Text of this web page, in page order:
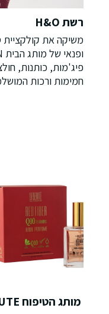
רשת H&O
משיקה את
פיג'מות, כותנות,
חמימות ורכות
מותג הטיפוח LA BEAUTE